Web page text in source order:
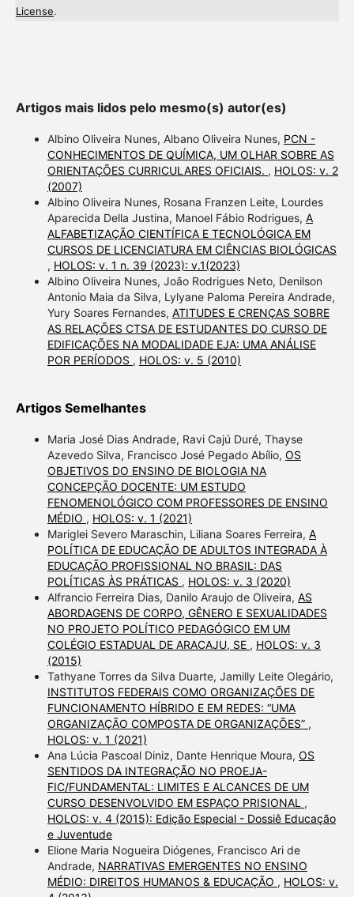
License.
Artigos mais lidos pelo mesmo(s) autor(es)
Albino Oliveira Nunes, Albano Oliveira Nunes, PCN -
CONHECIMENTOS DE QUÍMICA, UM OLHAR SOBRE AS
ORIENTAÇÕES CURRICULARES OFICIAIS. , HOLOS: v. 2
(2007)
Albino Oliveira Nunes, Rosana Franzen Leite, Lourdes
Aparecida Della Justina, Manoel Fábio Rodrigues, A
ALFABETIZAÇÃO CIENTÍFICA E TECNOLÓGICA EM
CURSOS DE LICENCIATURA EM CIÊNCIAS BIOLÓGICAS
, HOLOS: v. 1 n. 39 (2023): v.1(2023)
Albino Oliveira Nunes, João Rodrigues Neto, Denilson
Antonio Maia da Silva, Lylyane Paloma Pereira Andrade,
Yury Soares Fernandes, ATITUDES E CRENÇAS SOBRE
AS RELAÇÕES CTSA DE ESTUDANTES DO CURSO DE
EDIFICAÇÕES NA MODALIDADE EJA: UMA ANÁLISE
POR PERÍODOS , HOLOS: v. 5 (2010)
Artigos Semelhantes
Maria José Dias Andrade, Ravi Cajú Duré, Thayse
Azevedo Silva, Francisco José Pegado Abílio, OS
OBJETIVOS DO ENSINO DE BIOLOGIA NA
CONCEPÇÃO DOCENTE: UM ESTUDO
FENOMENOLÓGICO COM PROFESSORES DE ENSINO
MÉDIO , HOLOS: v. 1 (2021)
Mariglei Severo Maraschin, Liliana Soares Ferreira, A
POLÍTICA DE EDUCAÇÃO DE ADULTOS INTEGRADA À
EDUCAÇÃO PROFISSIONAL NO BRASIL: DAS
POLÍTICAS ÀS PRÁTICAS , HOLOS: v. 3 (2020)
Alfrancio Ferreira Dias, Danilo Araujo de Oliveira, AS
ABORDAGENS DE CORPO, GÊNERO E SEXUALIDADES
NO PROJETO POLÍTICO PEDAGÓGICO EM UM
COLÉGIO ESTADUAL DE ARACAJU, SE , HOLOS: v. 3
(2015)
Tathyane Torres da Silva Duarte, Jamilly Leite Olegário,
INSTITUTOS FEDERAIS COMO ORGANIZAÇÕES DE
FUNCIONAMENTO HÍBRIDO E EM REDES: “UMA
ORGANIZAÇÃO COMPOSTA DE ORGANIZAÇÕES” ,
HOLOS: v. 1 (2021)
Ana Lúcia Pascoal Diniz, Dante Henrique Moura, OS
SENTIDOS DA INTEGRAÇÃO NO PROEJA-
FIC/FUNDAMENTAL: LIMITES E ALCANCES DE UM
CURSO DESENVOLVIDO EM ESPAÇO PRISIONAL ,
HOLOS: v. 4 (2015): Edição Especial - Dossiê Educação
e Juventude
Elione Maria Nogueira Diógenes, Francisco Ari de
Andrade, NARRATIVAS EMERGENTES NO ENSINO
MÉDIO: DIREITOS HUMANOS & EDUCAÇÃO , HOLOS: v.